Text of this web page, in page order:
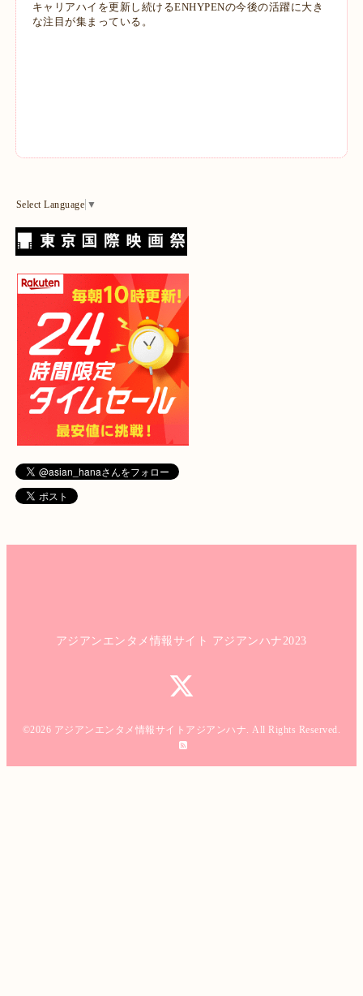
キャリアハイを更新し続けるENHYPENの今後の活躍に大き
な注目が集まっている。
Select Language ▼
アジアンエンタメ情報サイト アジアンハナ2023
©2026 アジアンエンタメ情報サイトアジアンハナ. All Rights Reserved.